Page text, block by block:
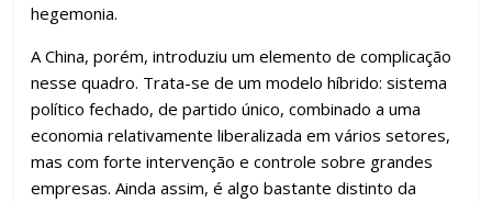
hegemonia.
A China, porém, introduziu um elemento de complicação
nesse quadro. Trata-se de um modelo híbrido: sistema
político fechado, de partido único, combinado a uma
economia relativamente liberalizada em vários setores,
mas com forte intervenção e controle sobre grandes
empresas. Ainda assim, é algo bastante distinto da